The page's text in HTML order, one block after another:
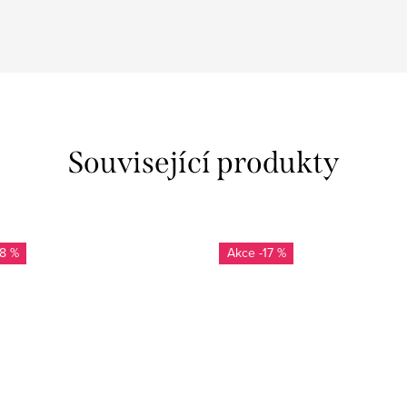
Související produkty
% -17 %